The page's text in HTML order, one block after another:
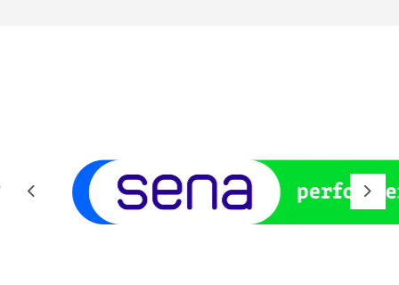
Previous Next